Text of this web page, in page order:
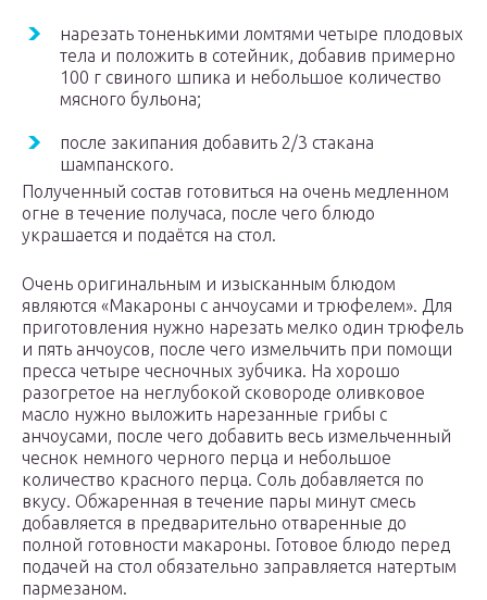
нарезать тоненькими ломтями четыре плодовых
тела и положить в сотейник, добавив примерно
100 г свиного шпика и небольшое количество
мясного бульона;
после закипания добавить 2/3 стакана
шампанского.
Полученный состав готовиться на очень медленном
огне в течение получаса, после чего блюдо
украшается и подаётся на стол.
Очень оригинальным и изысканным блюдом
являются «Макароны с анчоусами и трюфелем». Для
приготовления нужно нарезать мелко один трюфель
и пять анчоусов, после чего измельчить при помощи
пресса четыре чесночных зубчика. На хорошо
разогретое на неглубокой сковороде оливковое
масло нужно выложить нарезанные грибы с
анчоусами, после чего добавить весь измельченный
чеснок немного черного перца и небольшое
количество красного перца. Соль добавляется по
вкусу. Обжаренная в течение пары минут смесь
добавляется в предварительно отваренные до
полной готовности макароны. Готовое блюдо перед
подачей на стол обязательно заправляется натертым
пармезаном.